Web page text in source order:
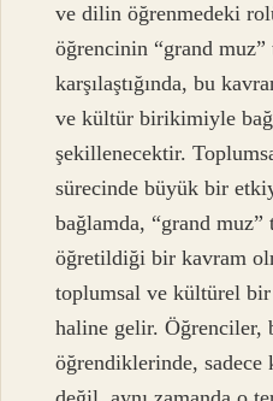
ve dilin öğrenmedeki
öğrencinin “grand
karşılaştığında, bu
ve kültür birikimiyle
şekillenecektir.
sürecinde büyük bir
bağlamda, “grand
öğretildiği bir kavram
toplumsal ve kültürel bir
haline gelir. Öğrenciler,
öğrendiklerinde, sadece